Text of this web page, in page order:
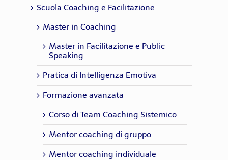
Scuola Coaching e Facilitazione
Master in Coaching
Master in Facilitazione e Public
Speaking
Pratica di Intelligenza Emotiva
Formazione avanzata
Corso di Team Coaching Sistemico
Mentor coaching di gruppo
Mentor coaching individuale